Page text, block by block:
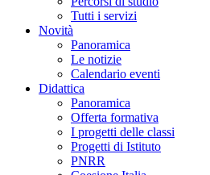
Tutti i servizi
Novità
Panoramica
Le notizie
Calendario eventi
Didattica
Panoramica
Offerta formativa
I progetti delle classi
Progetti di Istituto
PNRR